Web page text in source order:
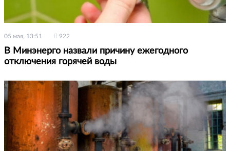
05 мая, 13:51 922
В Минэнерго назвали причину ежегодного
отключения горячей воды